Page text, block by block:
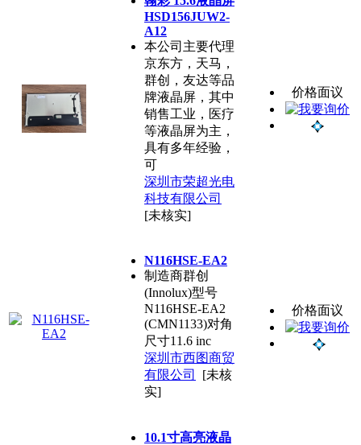
HSD156JUW2-
A12
本公司主要代理
京东方，天马，
群创，友达等品
牌液晶屏，其中
销售工业，医疗
等液晶屏为主，
具有多年经验，
可
深圳市荣超光电
科技有限公司
[未核实]
价格面议
N116HSE-EA2
制造商群创
(Innolux)型号
N116HSE-EA2
(CMN1133)对角
尺寸11.6 inc
深圳市西图商贸
有限公司
[未核
实]
价格面议
10.1寸高亮液晶